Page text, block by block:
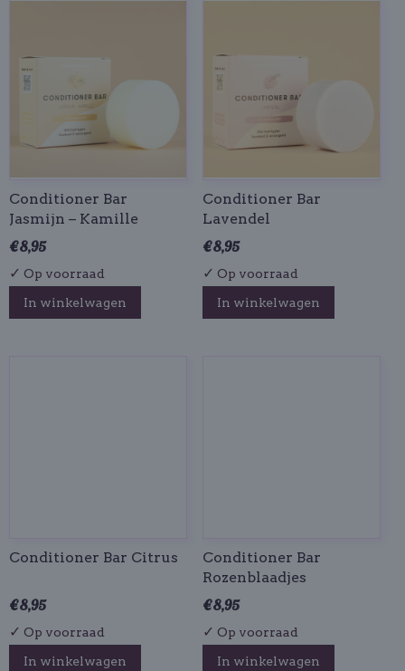
Conditioner Bar
Jasmijn – Kamille
€ 8,95
✓ Op voorraad
In winkelwagen
Conditioner Bar
Lavendel
€ 8,95
✓ Op voorraad
In winkelwagen
Conditioner Bar Citrus
€ 8,95
✓ Op voorraad
In winkelwagen
Conditioner Bar
Rozenblaadjes
€ 8,95
✓ Op voorraad
In winkelwagen